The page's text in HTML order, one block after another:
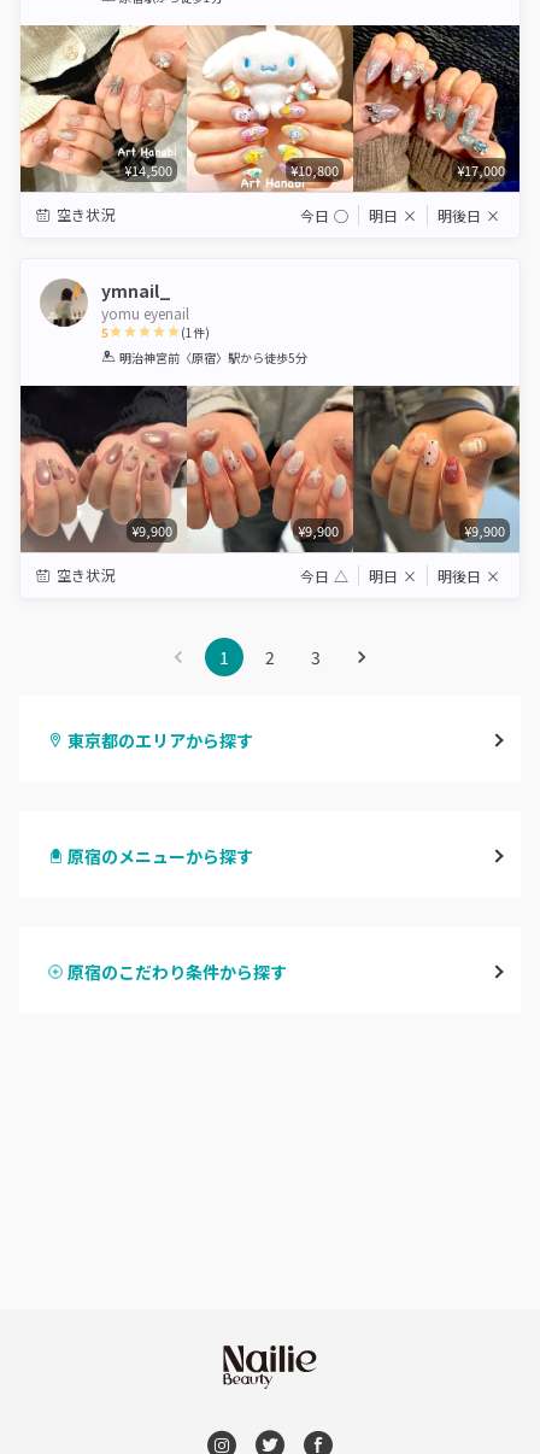
¥14,500 ¥10,800 ¥17,000
空き状況 今日 ◯ 明日 × 明後日 ×
ymnail_
yomu eyenail
5
1 2 3 4 5
(1件)
明治神宮前〈原宿〉駅から徒歩5分
¥9,900 ¥9,900 ¥9,900
空き状況 今日 △ 明日 × 明後日 ×
1 2 3
東京都のエリアから探す
原宿
原宿のメニューから探す
ハンドスカルプ
原宿のこだわり条件から探す